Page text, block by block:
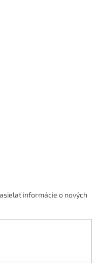
informácie o nových